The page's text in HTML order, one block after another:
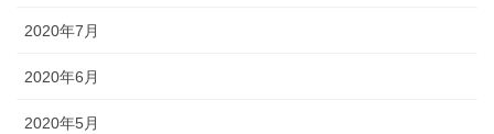
2020年7月
2020年6月
2020年5月